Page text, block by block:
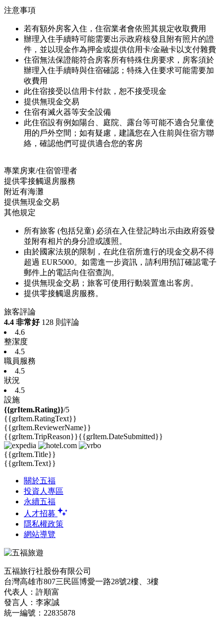
注意事項
若有額外房客入住，住宿業者會依照其規定收取費用
辦理入住手續時可能需要出示政府核發且附有照片的證
件，並以現金作為押金或提供信用卡/金融卡以支付雜費
住宿無法保證能符合房客所有特殊住房要求，房客須於
辦理入住手續時與住宿確認；特殊入住要求可能需要加
收費用
此住宿接受以信用卡付款，恕不接受現金
提供無現金交易
住宿有滅火器等安全設備
此住宿設有例如陽台、庭院、露台等可能不適合兒童使
用的戶外空間；如有疑慮，建議您在入住前與住宿方聯
絡，確認他們可提供適合您的客房
專業房東/住宿管理者
提供零接觸退房服務
附近有海灘
提供無現金交易
其他規定
所有旅客 (包括兒童) 必須在入住登記時出示由政府簽發
並附有相片的身分證或護照。
由於國家法規的限制，在此住宿所進行的現金交易不得
超過 EUR5000。如需進一步資訊，請利用預訂確認電子
郵件上的電話向住宿查詢。
提供無現金交易；旅客可使用行動裝置進出客房。
提供零接觸退房服務。
旅客評論
4.4 非常好 128 則評論
4.6
整潔度
4.5
職員服務
4.5
狀況
4.5
設施
{{grItem.Rating}}/5
{{grItem.RatingText}}
{{grItem.ReviewerName}}
{{grItem.TripReason}}{{grItem.DateSubmitted}}
{{grItem.Title}}
{{grItem.Text}}
關於五福
投資人專區
永續五福
人才招募
隱私權政策
網站導覽
五福旅行社股份有限公司
台灣高雄市807三民區博愛一路28號2樓、3樓
代表人：許順富
發言人：李家誠
統一編號：22835878